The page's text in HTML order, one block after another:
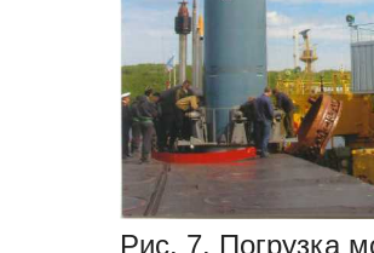
Рис. 7. Погрузка